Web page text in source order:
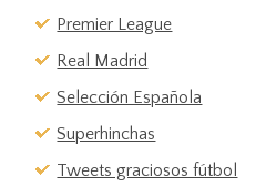
Premier League
Real Madrid
Selección Española
Superhinchas
Tweets graciosos fútbol